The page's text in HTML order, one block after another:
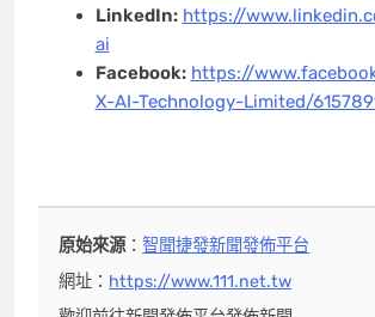
LinkedIn: https://
ai
Facebook: https://
X-AI-Technology-Limited/
原始來源：智聞捷發新聞發佈平台
網址： https://www.111.net.tw